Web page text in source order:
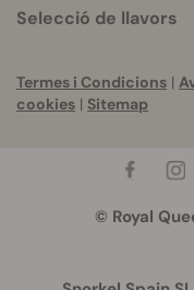
Selecció de llavors
Termes i Condicions |
cookies | Sitemap
© Royal